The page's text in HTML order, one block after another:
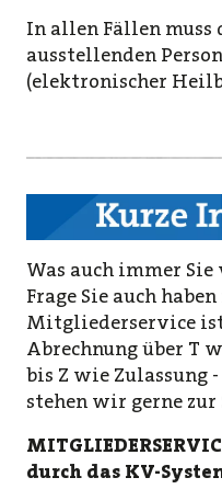
In allen Fällen muss
ausstellenden
(elektronischer
Was auch immer
Frage Sie auch
Mitgliederservice
Abrechnung über T
bis Z wie Zulassung
stehen wir gerne zur
durch das KV-